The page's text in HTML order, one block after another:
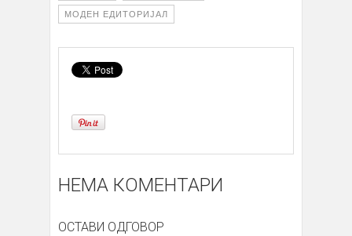
МОДЕН ЕДИТОРИЈАЛ
НЕМА КОМЕНТАРИ
ОСТАВИ ОДГОВОР